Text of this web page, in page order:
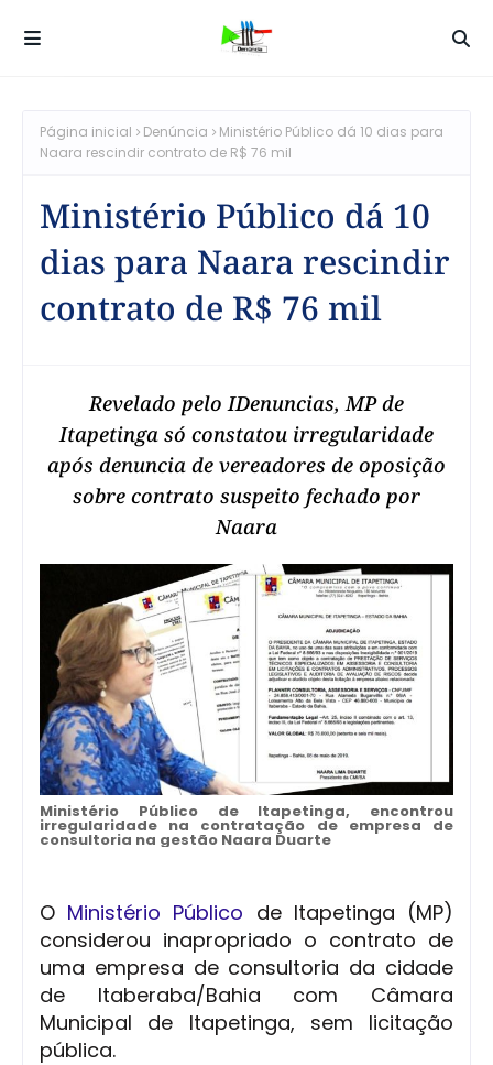
Página inicial Denúncia
Ministério Público dá 10 dias para
Naara rescindir contrato de R$ 76 mil
Ministério Público dá 10
dias para Naara rescindir
contrato de R$ 76 mil
Revelado pelo IDenuncias, MP de
Itapetinga só constatou irregularidade
após denuncia de vereadores de oposição
sobre contrato suspeito fechado por
Naara
Ministério Público de Itapetinga, encontrou
irregularidade na contratação de empresa de
consultoria na gestão Naara Duarte
O Ministério Público de Itapetinga (MP)
considerou inapropriado o contrato de
uma empresa de consultoria da cidade
de Itaberaba/Bahia com Câmara
Municipal de Itapetinga, sem licitação
pública.